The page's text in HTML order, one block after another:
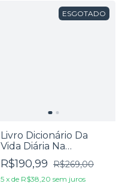
ESGOTADO
Livro Dicionário Da
Vida Diária Na
Antiguidade Bíblica &
Pós-Bíblica - Edwin M.
Yamauchi & Marvin R.
R$190,99 R$269,00
5 x de R$38,20 sem juros